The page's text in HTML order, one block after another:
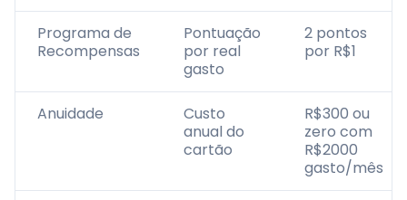
Programa de
Recompensas
Pontuação
por real
gasto
2 pontos
por R$1
Anuidade
Custo
anual do
cartão
R$300 ou
zero com
R$2000
gasto/mês